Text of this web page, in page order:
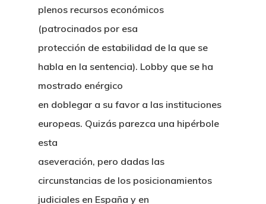
plenos recursos económicos
(patrocinados por esa
protección de estabilidad de la que se
habla en la sentencia). Lobby que se ha
mostrado enérgico
en doblegar a su favor a las instituciones
europeas. Quizás parezca una hipérbole
esta
aseveración, pero dadas las
circunstancias de los posicionamientos
judiciales en España y en